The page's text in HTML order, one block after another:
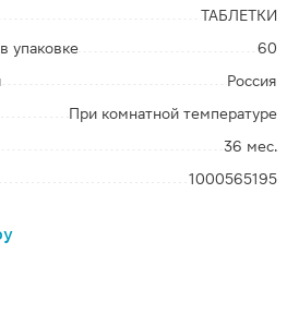
ТАБЛЕТКИ
упаковке
60
Россия
При комнатной температуре
36 мес.
1000565195